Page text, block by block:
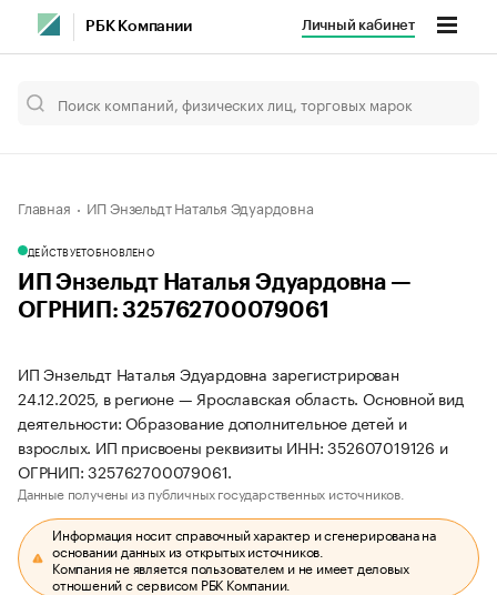
РБК Компании Личный кабинет
Главная ИП Энзельдт Наталья Эдуардовна
ДЕЙСТВУЕТОБНОВЛЕНО
ИП Энзельдт Наталья Эдуардовна —
ОГРНИП: 325762700079061
ИП Энзельдт Наталья Эдуардовна зарегистрирован
24.12.2025, в регионе — Ярославская область. Основной вид
деятельности: Образование дополнительное детей и
взрослых. ИП присвоены реквизиты ИНН: 352607019126 и
ОГРНИП: 325762700079061.
Данные получены из публичных государственных источников.
Информация носит справочный характер и сгенерирована на
основании данных из открытых источников.
Компания не является пользователем и не имеет деловых
отношений с сервисом РБК Компании.